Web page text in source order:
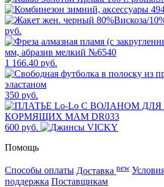
руб.
1 166.40 руб.
350 руб.
600 руб.
Помощь
Способы оплаты Доставка new
поддержка Поставщикам